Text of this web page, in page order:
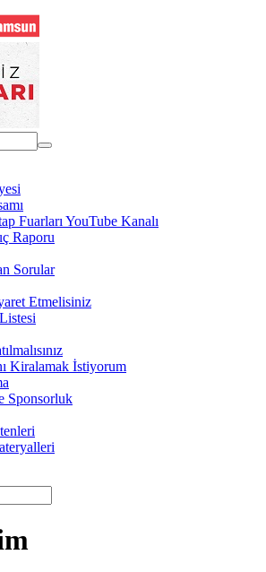
Fuarları YouTube Kanalı
Raporu
Sorular
Etmelisiniz
Kiralamak İstiyorum
Sponsorluk